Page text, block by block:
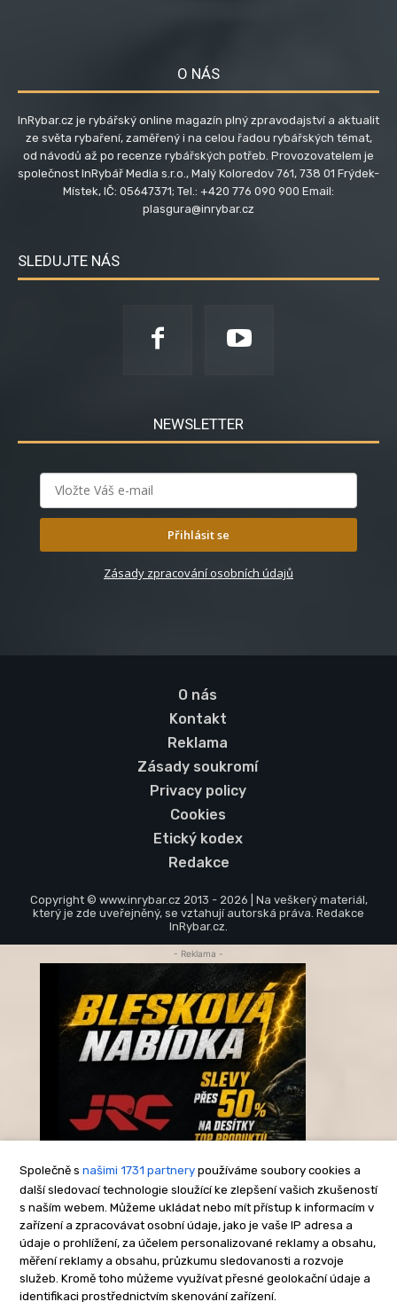
O NÁS
InRybar.cz je rybářský online magazín plný zpravodajství a aktualit
ze světa rybaření, zaměřený i na celou řadou rybářských témat,
od návodů až po recenze rybářských potřeb. Provozovatelem je
společnost InRybář Media s.r.o., Malý Koloredov 761, 738 01 Frýdek-
Místek, IČ: 05647371; Tel.: +420 776 090 900 Email:
plasgura@inrybar.cz
SLEDUJTE NÁS
NEWSLETTER
Přihlásit se
Zásady zpracování osobních údajů
O nás
Kontakt
Reklama
Zásady soukromí
Privacy policy
Cookies
Etický kodex
Redakce
Copyright © www.inrybar.cz 2013 - 2026 | Na veškerý materiál,
který je zde uveřejněný, se vztahují autorská práva. Redakce
InRybar.cz.
Společně s našimi 1731 partnery používáme soubory cookies a
další sledovací technologie sloužící ke zlepšení vašich zkušeností
s naším webem. Můžeme ukládat nebo mít přístup k informacím v
zařízení a zpracovávat osobní údaje, jako je vaše IP adresa a
údaje o prohlížení, za účelem personalizované reklamy a obsahu,
měření reklamy a obsahu, průzkumu sledovanosti a rozvoje
služeb. Kromě toho můžeme využívat přesné geolokační údaje a
identifikaci prostřednictvím skenování zařízení.
- Reklama -
-Reklama-